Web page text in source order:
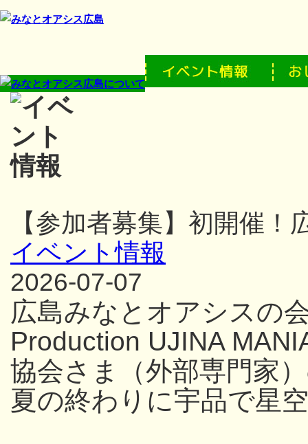
【参加者募集】初開催
イベント情報
2026-07-07
広島みなとオアシスの
Production UJINA
協会さま（外部専門家
夏の終わりに宇品で星